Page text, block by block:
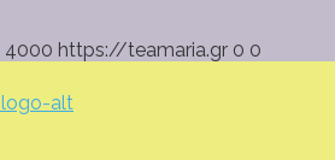
4000 https://teamaria.gr 0 0